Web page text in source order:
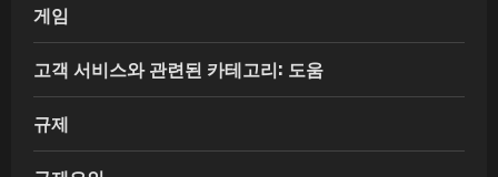
게임
고객 서비스와 관련된 카테고리: 도움
규제